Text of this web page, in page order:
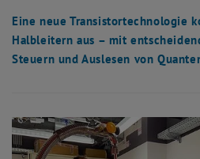
Eine neue Transistortechnologie
Halbleitern aus – mit
Steuern und Auslesen von